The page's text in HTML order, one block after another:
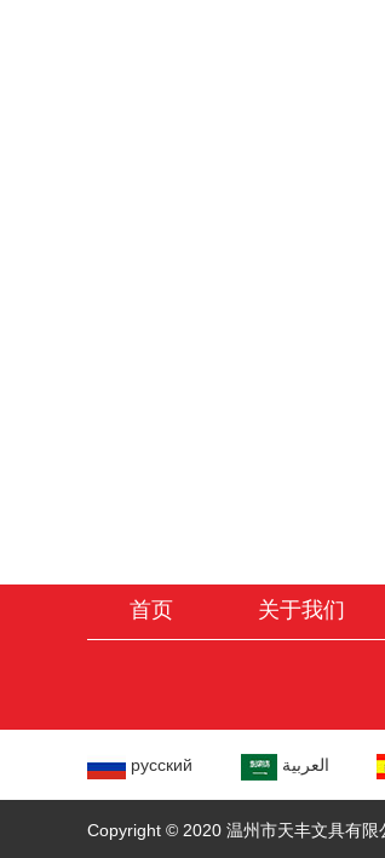
首页 关于我们
русский العربية
Copyright © 2020 温州市天丰文具有限